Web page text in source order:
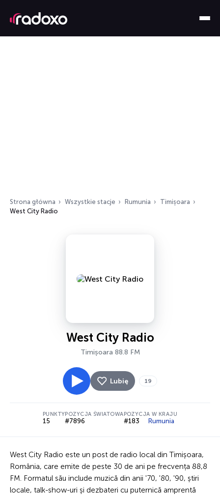
Strona główna Wszystkie stacje Rumunia
Timișoara
West City Radio
West City Radio
Timișoara 88.8 FM
Lubię 19
PUNKTY
15
POZYCJA ŚWIATOWA
#7896
POZYCJA W KRAJU
#183 Rumunia
West City Radio este un post de radio local din Timișoara,
România, care emite de peste 30 de ani pe frecvența 88,8
FM. Formatul său include muzică din anii '70, '80, '90, știri
locale, talk-show-uri și dezbateri cu puternică amprentă